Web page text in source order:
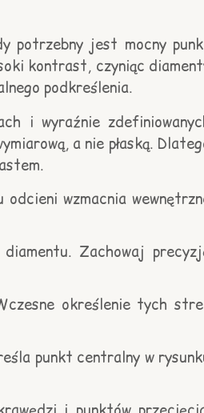
potrzebny jest mocny
kontrast, czyniąc
podkreślenia.
i wyraźnie
a nie płaską.
wzmacnia
Zachowaj
określenie tych
punkt centralny w